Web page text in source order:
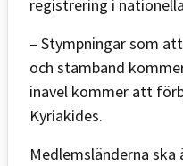
registrering i
– Stympningar som
och stämband
inavel kommer att
Kyriakides.
Medlemsländerna ska